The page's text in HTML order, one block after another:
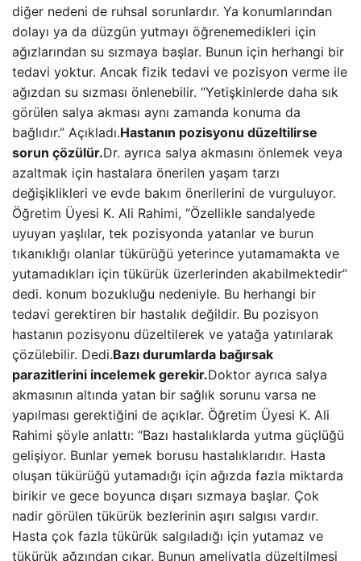
diğer nedeni de ruhsal sorunlardır. Ya konumlarından
dolayı ya da düzgün yutmayı öğrenemedikleri için
ağızlarından su sızmaya başlar. Bunun için herhangi bir
tedavi yoktur. Ancak fizik tedavi ve pozisyon verme ile
ağızdan su sızması önlenebilir. “Yetişkinlerde daha sık
görülen salya akması aynı zamanda konuma da
bağlıdır.” Açıkladı.Hastanın pozisyonu düzeltilirse
sorun çözülür.Dr. ayrıca salya akmasını önlemek veya
azaltmak için hastalara önerilen yaşam tarzı
değişiklikleri ve evde bakım önerilerini de vurguluyor.
Öğretim Üyesi K. Ali Rahimi, “Özellikle sandalyede
uyuyan yaşlılar, tek pozisyonda yatanlar ve burun
tıkanıklığı olanlar tükürüğü yeterince yutamamakta ve
yutamadıkları için tükürük üzerlerinden akabilmektedir”
dedi. konum bozukluğu nedeniyle. Bu herhangi bir
tedavi gerektiren bir hastalık değildir. Bu pozisyon
hastanın pozisyonu düzeltilerek ve yatağa yatırılarak
çözülebilir. Dedi.Bazı durumlarda bağırsak
parazitlerini incelemek gerekir.Doktor ayrıca salya
akmasının altında yatan bir sağlık sorunu varsa ne
yapılması gerektiğini de açıklar. Öğretim Üyesi K. Ali
Rahimi şöyle anlattı: “Bazı hastalıklarda yutma güçlüğü
gelişiyor. Bunlar yemek borusu hastalıklarıdır. Hasta
oluşan tükürüğü yutamadığı için ağızda fazla miktarda
birikir ve gece boyunca dışarı sızmaya başlar. Çok
nadir görülen tükürük bezlerinin aşırı salgısı vardır.
Hasta çok fazla tükürük salgıladığı için yutamaz ve
tükürük ağzından çıkar. Bunun ameliyatla düzeltilmesi